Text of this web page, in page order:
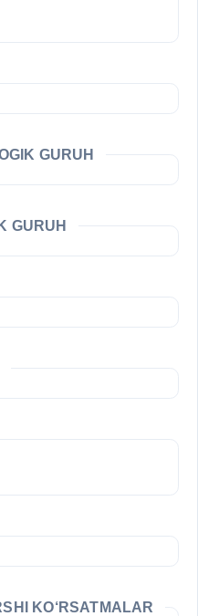
GURUH
GURUH
KO‘RSATMALAR